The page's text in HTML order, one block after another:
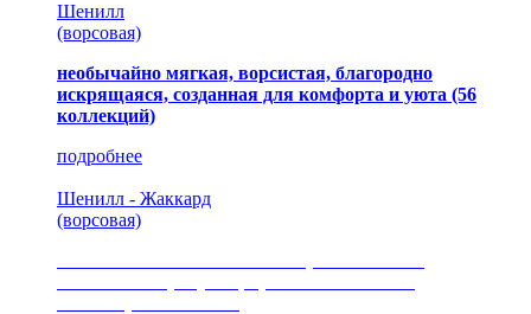
Шенилл
(ворсовая)
необычайно мягкая, ворсистая, благородно
искрящаяся, созданная для комфорта и уюта (56
коллекций)
подробнее
Шенилл - Жаккард
(ворсовая)